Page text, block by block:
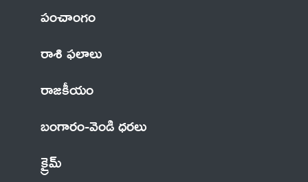
పంచాంగం
రాశి ఫలాలు
రాజకీయం
బంగారం-వెండి ధరలు
క్రైమ్